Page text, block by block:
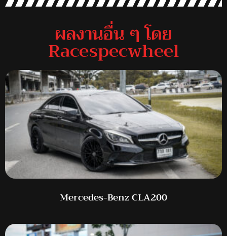
ผลงานอื่น ๆ โดย
Racespecwheel
Mercedes-Benz CLA200